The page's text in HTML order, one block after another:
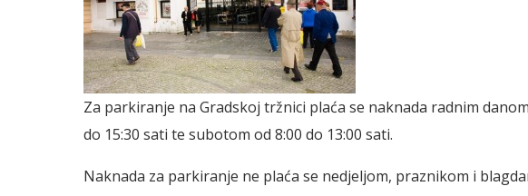
Za parkiranje na Gradskoj tržnici plaća se naknada radnim
do 15:30 sati te subotom od 8:00 do 13:00 sati.
Naknada za parkiranje ne plaća se nedjeljom, praznikom i